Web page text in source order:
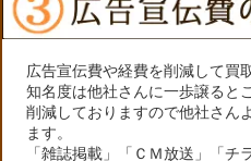
広告宣伝費や経費を削減して買
知名度は他社さんに一歩譲ると
削減しておりますので他社さん
ます。
「雑誌掲載」「ＣＭ放送」「